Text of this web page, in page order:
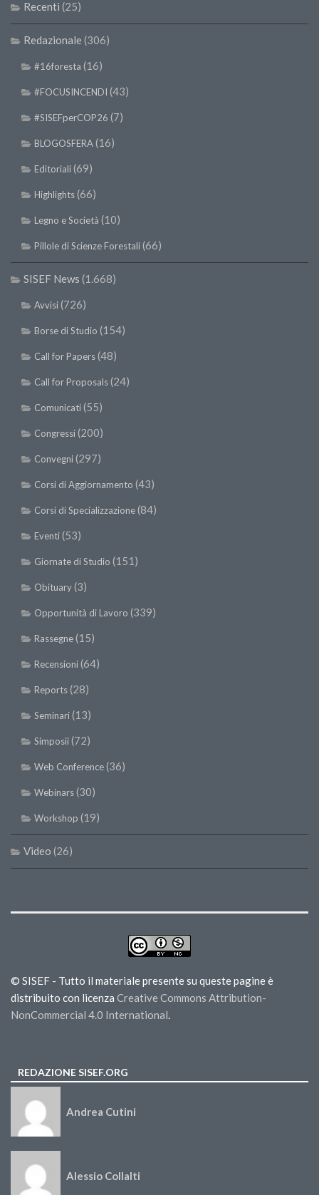
SISEF Notebook (Rassegna Stampa)
SISEF Eventi
@SISEF Tweets
@ForestTweeting
SISEF Publishing
Redazione SISEF.ORG
Credits
Recenti (25)
Redazionale (306)
#16foresta (16)
#FOCUSINCENDI (43)
#SISEFperCOP26 (7)
BLOGOSFERA(16)
Editoriali(69)
Highlights(66)
Legno e Società (10)
Pillole di Scienze Forestali(66)
SISEF News (1.668)
Avvisi(726)
Borse di Studio (154)
Call for Papers(48)
Call for Proposals(24)
Comunicati(55)
Congressi(200)
Convegni(297)
Corsi di Aggiornamento (43)
Corsi di Specializzazione(84)
Eventi(53)
Giornate di Studio (151)
Obituary(3)
Opportunità di Lavoro (339)
Rassegne(15)
Recensioni(64)
Reports(28)
Seminari(13)
Simposii(72)
Web Conference(36)
Webinars(30)
Workshop (19)
Video (26)
© SISEF - Tutto il materiale presente su queste pagine è
distribuito con licenza Creative Commons Attribution-
NonCommercial 4.0 International.
REDAZIONE SISEF.ORG
Andrea Cutini
Alessio Collalti